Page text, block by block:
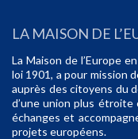
LA MAISON DE
La Maison de l’Europe
loi 1901, a pour mission
auprès des citoyens du
d’une union plus
échanges et
projets européens.